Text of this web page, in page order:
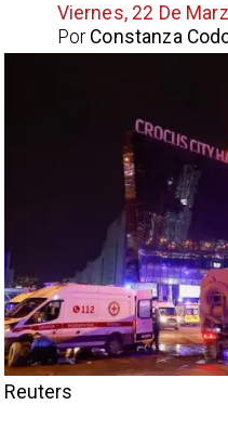
Viernes, 22 De
Constanza
Por
Reuters